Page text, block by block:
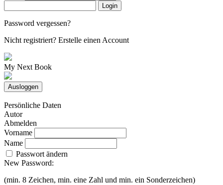
Login
Password vergessen?
Nicht registriert? Erstelle einen Account
My Next Book
Ausloggen
Persönliche Daten
Autor
Abmelden
Vorname
Name
Passwort ändern
New Password:
(min. 8 Zeichen, min. eine Zahl und min. ein Sonderzeichen)